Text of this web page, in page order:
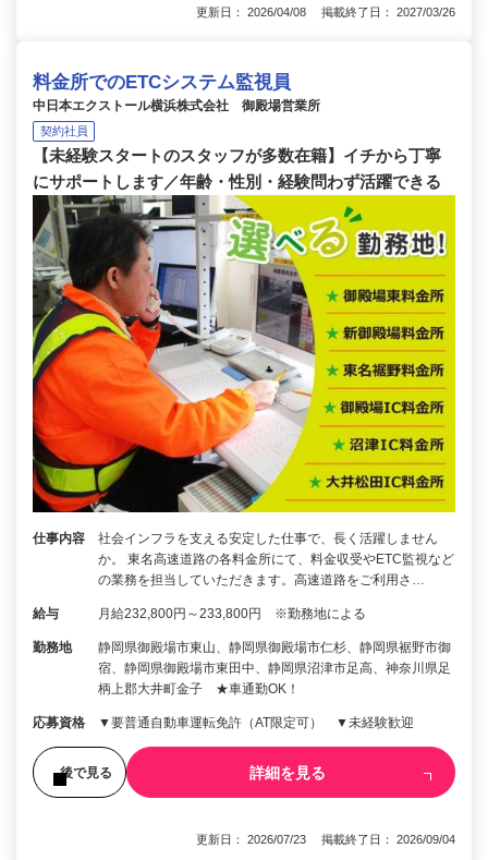
更新日： 2026/04/08 掲載終了日： 2027/03/26
料金所でのETCシステム監視員
中日本エクストール横浜株式会社 御殿場営業所
契約社員
【未経験スタートのスタッフが多数在籍】イチから丁寧
にサポートします／年齢・性別・経験問わず活躍できる
仕事内容
社会インフラを支える安定した仕事で、長く活躍しません
か。 東名高速道路の各料金所にて、料金収受やETC監視など
の業務を担当していただきます。高速道路をご利用さ…
給与 月給232,800円～233,800円 ※勤務地による
勤務地
静岡県御殿場市東山、静岡県御殿場市仁杉、静岡県裾野市御
宿、静岡県御殿場市東田中、静岡県沼津市足高、神奈川県足
柄上郡大井町金子 ★車通勤OK！
応募資格 ▼要普通自動車運転免許（AT限定可） ▼未経験歓迎
後で見る 詳細を見る
更新日： 2026/07/23 掲載終了日： 2026/09/04